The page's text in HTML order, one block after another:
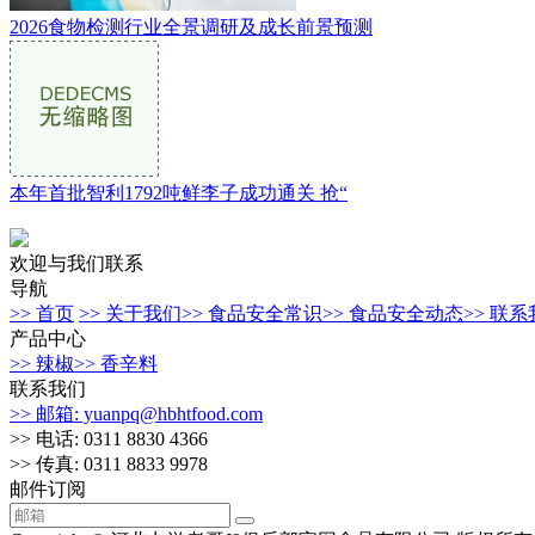
2026食物检测行业全景调研及成长前景预测
本年首批智利1792吨鲜李子成功通关 抢“
欢迎与我们联系
导航
>> 首页 >> 关于我们>> 食品安全常识>> 食品安全动态>> 联系
产品中心
>> 辣椒>> 香辛料
联系我们
>> 邮箱: yuanpq@hbhtfood.com
>> 电话: 0311 8830 4366
>> 传真: 0311 8833 9978
邮件订阅